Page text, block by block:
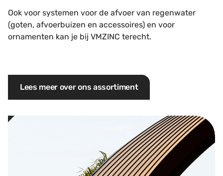
Ook voor systemen voor de afvoer van regenwater
(goten, afvoerbuizen en accessoires) en voor
ornamenten kan je bij VMZINC terecht.
Lees meer over ons assortiment
Onze missie